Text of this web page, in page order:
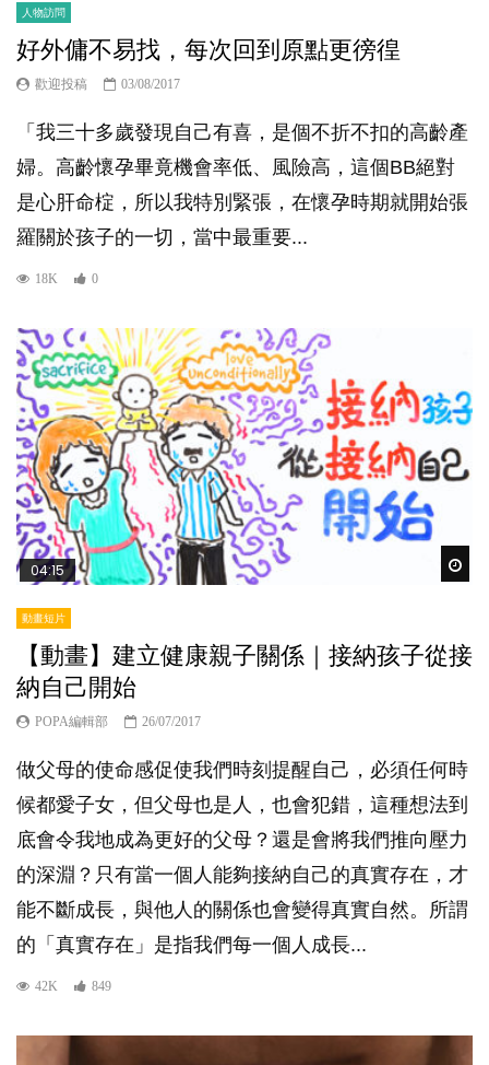
人物訪問
好外傭不易找，每次回到原點更徬徨
歡迎投稿 03/08/2017
「我三十多歲發現自己有喜，是個不折不扣的高齡產
婦。高齡懷孕畢竟機會率低、風險高，這個BB絕對
是心肝命椗，所以我特別緊張，在懷孕時期就開始張
羅關於孩子的一切，當中最重要...
18K 0
04:15
動畫短片
【動畫】建立健康親子關係｜接納孩子從接
納自己開始
POPA編輯部 26/07/2017
做父母的使命感促使我們時刻提醒自己，必須任何時
候都愛子女，但父母也是人，也會犯錯，這種想法到
底會令我地成為更好的父母？還是會將我們推向壓力
的深淵？只有當一個人能夠接納自己的真實存在，才
能不斷成長，與他人的關係也會變得真實自然。所謂
的「真實存在」是指我們每一個人成長...
42K 849